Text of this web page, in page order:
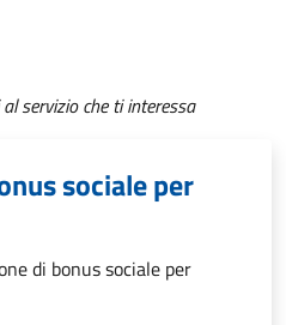
servizio che ti interessa
sociale per
di bonus sociale per